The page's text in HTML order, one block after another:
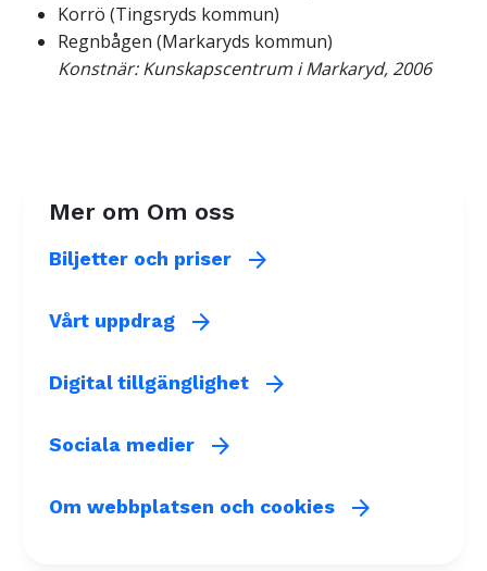
Korrö (Tingsryds kommun)
Regnbågen (Markaryds kommun)
Konstnär:Kunskapscentrum i Markaryd, 2006
Mer om Om oss
Biljetter och priser arrow_forward
Vårt uppdrag arrow_forward
Digital tillgänglighet arrow_forward
Sociala medier arrow_forward
Om webbplatsen och cookies arrow_forward